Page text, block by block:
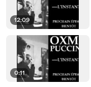
12:09
0:11